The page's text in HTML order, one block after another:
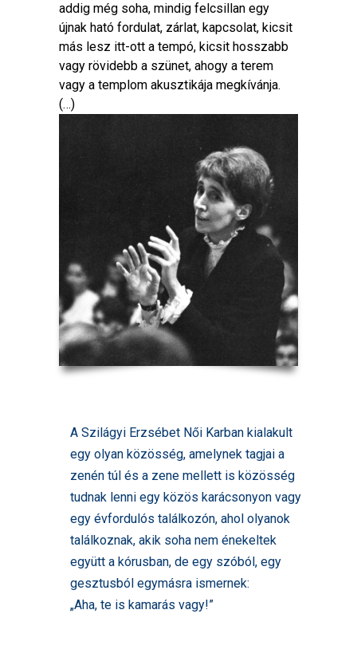
addig még soha, mindig felcsillan egy
újnak ható fordulat, zárlat, kapcsolat, kicsit
más lesz itt-ott a tempó, kicsit hosszabb
vagy rövidebb a szünet, ahogy a terem
vagy a templom akusztikája megkívánja.
(…)
A Szilágyi Erzsébet Női Karban kialakult
egy olyan közösség, amelynek tagjai a
zenén túl és a zene mellett is közösség
tudnak lenni egy közös karácsonyon vagy
egy évfordulós találkozón, ahol olyanok
találkoznak, akik soha nem énekeltek
együtt a kórusban, de egy szóból, egy
gesztusból egymásra ismernek:
„Aha, te is kamarás vagy!”